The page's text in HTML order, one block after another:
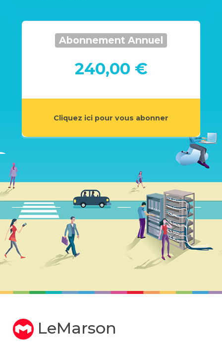
Abonnement Annuel
240,00 €
Cliquez ici pour vous abonner
LeMarson